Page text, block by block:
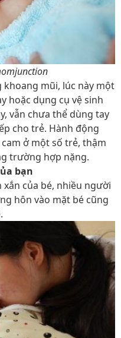
khoang mũi, lúc này một
hoặc dụng cụ vệ sinh
vẫn chưa thể dùng tay
cho trẻ. Hành động
ở một số trẻ, thậm
trường hợp nặng.
bạn
của bé, nhiều người
hôn vào mặt bé cũng